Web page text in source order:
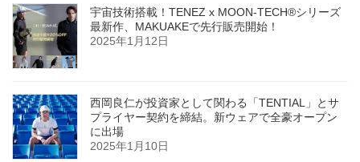
宇宙技術搭載！TENEZ x MOON-TECH®シリーズ
最新作、MAKUAKEで先行販売開始！
2025年1月12日
西岡良仁が投資家として関わる「TENTIAL」とサ
プライヤー契約を締結。新ウェアで全豪オープン
に出場
2025年1月10日